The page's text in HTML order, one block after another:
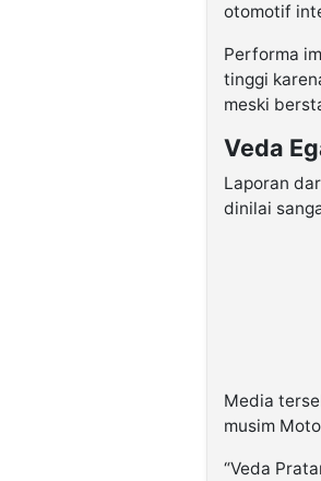
otomotif
Performa
tinggi
meski
Veda
Laporan
dinilai
Media
musim
“Veda